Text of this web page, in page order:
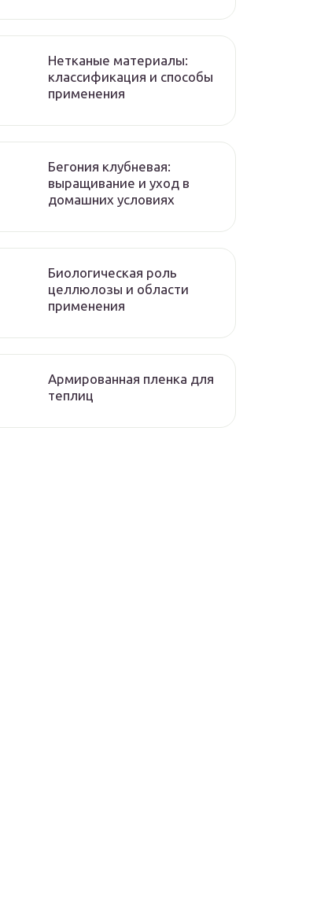
Нетканые материалы:
классификация и способы
применения
Бегония клубневая:
выращивание и уход в
домашних условиях
Биологическая роль
целлюлозы и области
применения
Армированная пленка для
теплиц